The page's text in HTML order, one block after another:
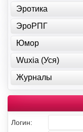
Эротика
ЭроРПГ
Юмор
Wuxia (Уся)
Журналы
Логин: